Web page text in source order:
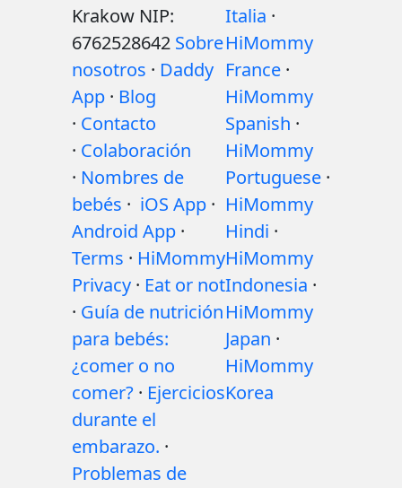
Krakow NIP:
6762528642 Sobre
nosotros · Daddy
App · Blog
· Contacto
· Colaboración
· Nombres de
bebés · iOS App ·
Android App ·
Terms · HiMommy
Privacy · Eat or not
· Guía de nutrición
para bebés:
¿comer o no
comer? · Ejercicios
durante el
embarazo. ·
Problemas de
Italia ·
HiMommy
France ·
HiMommy
Spanish ·
HiMommy
Portuguese ·
HiMommy
Hindi ·
HiMommy
Indonesia ·
HiMommy
Japan ·
HiMommy
Korea